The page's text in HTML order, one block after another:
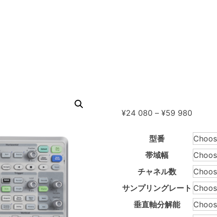
¥24 080 – ¥59 980Price
¥24
080
¥59
980
型番
帯域幅
チャネル数
サンプリングレート
垂直軸分解能